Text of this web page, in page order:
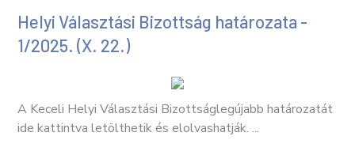
Helyi Választási Bizottság határozata -
1/2025. (X. 22.)
A Keceli Helyi Választási Bizottságlegújabb határozatát
ide kattintva letölthetik és elolvashatják. ...